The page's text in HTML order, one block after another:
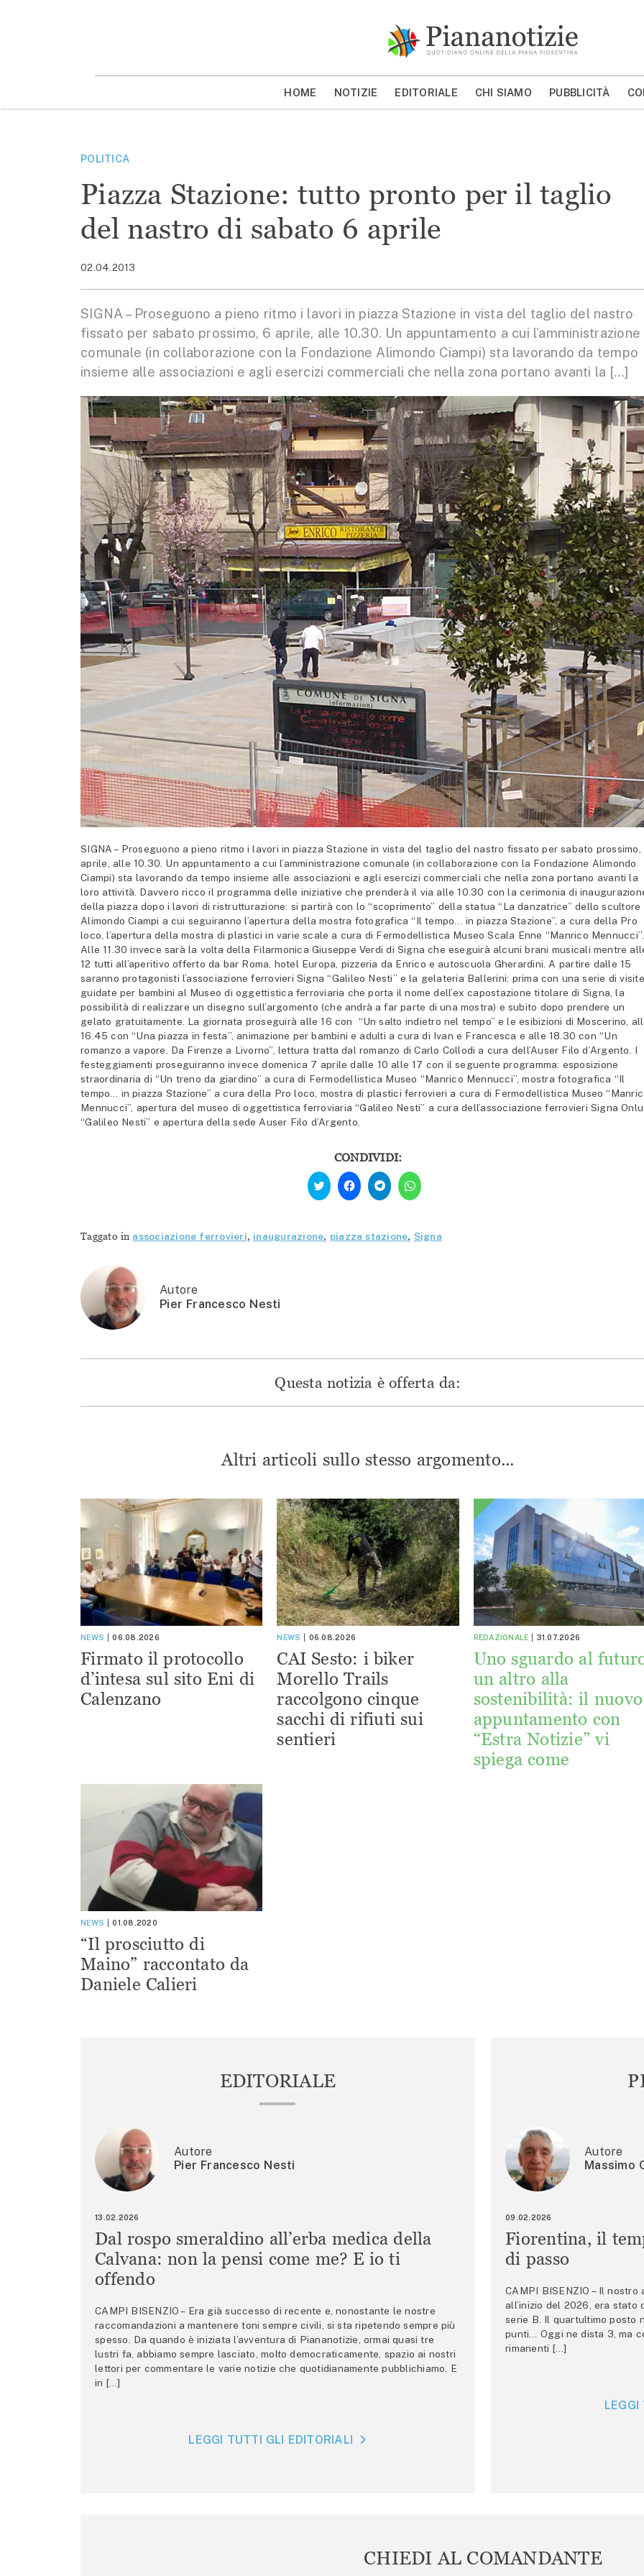
MOSTRA/NASCONDI CERCA
HOME NOTIZIE EDITORIALE CHI SIAMO PUBBLICITÀ
POLITICA
Piazza Stazione: tutto pronto per il taglio
del nastro di sabato 6 aprile
02.04.2013
SIGNA – Proseguono a pieno ritmo i lavori in piazza Stazione in vista del taglio del nastro
fissato per sabato prossimo, 6 aprile, alle 10.30. Un appuntamento a cui l’amministrazione
comunale (in collaborazione con la Fondazione Alimondo Ciampi) sta lavorando da tempo
insieme alle associazioni e agli esercizi commerciali che nella zona portano avanti la […]
SIGNA – Proseguono a pieno ritmo i lavori in piazza Stazione in vista del taglio del nastro fissato per sabato prossimo,
aprile, alle 10.30. Un appuntamento a cui l’amministrazione comunale (in collaborazione con la Fondazione Alimondo
Ciampi) sta lavorando da tempo insieme alle associazioni e agli esercizi commerciali che nella zona portano avanti la
loro attività. Davvero ricco il programma delle iniziative che prenderà il via alle 10.30 con la cerimonia di
della piazza dopo i lavori di ristrutturazione: si partirà con lo “scoprimento” della statua “La danzatrice” dello scultore
Alimondo Ciampi a cui seguiranno l’apertura della mostra fotografica “Il tempo… in piazza Stazione”, a cura della Pro
loco, l’apertura della mostra di plastici in varie scale a cura di Fermodellistica Museo Scala Enne “Manrico Mennucci”.
Alle 11.30 invece sarà la volta della Filarmonica Giuseppe Verdi di Signa che eseguirà alcuni brani musicali mentre
12 tutti all’aperitivo offerto da bar Roma, hotel Europa, pizzeria da Enrico e autoscuola Gherardini. A partire dalle 15
saranno protagonisti l’associazione ferrovieri Signa “Galileo Nesti” e la gelateria Ballerini: prima con una serie di visite
guidate per bambini al Museo di oggettistica ferroviaria che porta il nome dell’ex capostazione titolare di Signa, la
possibilità di realizzare un disegno sull’argomento (che andrà a far parte di una mostra) e subito dopo prendere un
gelato gratuitamente. La giornata proseguirà alle 16 con “Un salto indietro nel tempo” e le esibizioni di Moscerino,
16.45 con “Una piazza in festa”, animazione per bambini e adulti a cura di Ivan e Francesca e alle 18.30 con “Un
romanzo a vapore. Da Firenze a Livorno”, lettura tratta dal romanzo di Carlo Collodi a cura dell’Auser Filo d’Argento. I
festeggiamenti proseguiranno invece domenica 7 aprile dalle 10 alle 17 con il seguente programma: esposizione
straordinaria di “Un treno da giardino” a cura di Fermodellistica Museo “Manrico Mennucci”, mostra fotografica “Il
tempo… in piazza Stazione” a cura della Pro loco, mostra di plastici ferrovieri a cura di Fermodellistica Museo
Mennucci”, apertura del museo di oggettistica ferroviaria “Galileo Nesti” a cura dell’associazione ferrovieri Signa
“Galileo Nesti” e apertura della sede Auser Filo d’Argento.
CONDIVIDI:
Fai
clic
qui
Twitter
(Si
Fai
clic
per
condividere
(Si
apre
Fai
clic
per
condividere
(Si
apre
Fai
clic
per
(Si
apre
Taggato in associazione ferrovieri, inaugurazione, piazza stazione, Signa
Autore
Pier Francesco Nesti
Questa notizia è offerta da:
Altri articoli sullo stesso argomento...
NEWS 06.08.2026
Firmato il protocollo
d’intesa sul sito Eni di
Calenzano
NEWS 06.08.2026
CAI Sesto: i biker
Morello Trails
raccolgono cinque
sacchi di rifiuti sui
sentieri
REDAZIONALE 31.07.2026
Uno sguardo al
un altro alla
sostenibilità: il nuovo
appuntamento con
“Estra Notizie” vi
spiega come
NEWS 01.08.2020
“Il prosciutto di
Maino” raccontato da
Daniele Calieri
EDITORIALE
Autore
Pier Francesco Nesti
13.02.2026
Dal rospo smeraldino all’erba medica della
Calvana: non la pensi come me? E io ti
offendo
CAMPI BISENZIO – Era già successo di recente e, nonostante le nostre
raccomandazioni a mantenere toni sempre civili, si sta ripetendo sempre più
spesso. Da quando è iniziata l’avventura di Piananotizie, ormai quasi tre
lustri fa, abbiamo sempre lasciato, molto democraticamente, spazio ai nostri
lettori per commentare le varie notizie che quotidianamente pubblichiamo. E
in […]
LEGGI TUTTI GLI EDITORIALI
Autore
Massimo
09.02.2026
Fiorentina, il
di passo
CAMPI BISENZIO – Il
all’inizio del 2026, era stato
serie B. Il quartultimo posto
punti… Oggi ne dista 3, ma
rimanenti […]
CHIEDI AL COMANDANTE